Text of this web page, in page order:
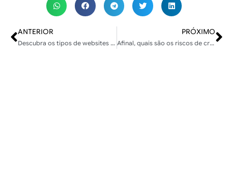
ANTERIOR
Descubra os tipos de websites 4 vantagens
PRÓXIMO
Afinal, quais são os riscos de criar uma loja virtual?